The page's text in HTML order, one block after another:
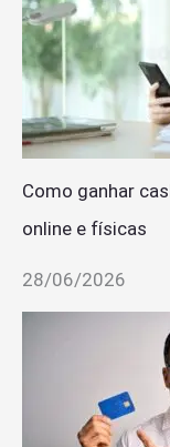
Como ganhar
online e físicas
28/06/2026